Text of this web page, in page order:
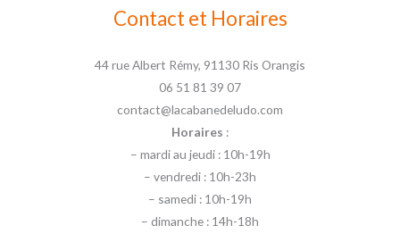
Contact et Horaires
44 rue Albert Rémy, 91130 Ris Orangis
06 51 81 39 07
contact@lacabanedeludo.com
Horaires :
– mardi au jeudi : 10h-19h
– vendredi : 10h-23h
– samedi : 10h-19h
– dimanche : 14h-18h